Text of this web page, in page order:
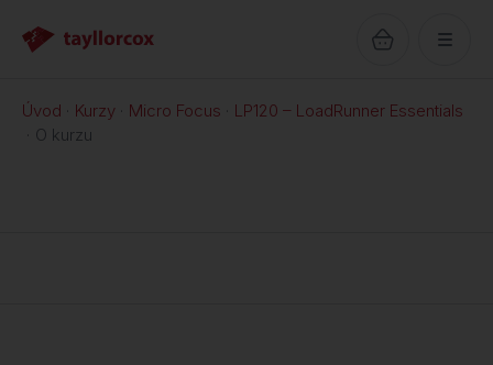
Úvod Kurzy Micro Focus
LP120 – LoadRunner Essentials
O kurzu